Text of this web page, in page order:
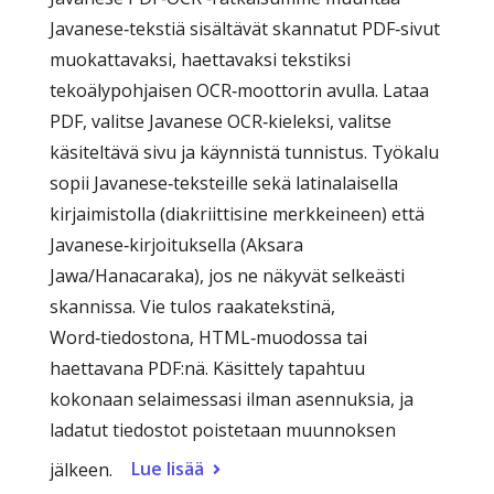
Javanese‑tekstiä sisältävät skannatut PDF‑sivut
muokattavaksi, haettavaksi tekstiksi
tekoälypohjaisen OCR‑moottorin avulla. Lataa
PDF, valitse Javanese OCR‑kieleksi, valitse
käsiteltävä sivu ja käynnistä tunnistus. Työkalu
sopii Javanese‑teksteille sekä latinalaisella
kirjaimistolla (diakriittisine merkkeineen) että
Javanese‑kirjoituksella (Aksara
Jawa/Hanacaraka), jos ne näkyvät selkeästi
skannissa. Vie tulos raakatekstinä,
Word‑tiedostona, HTML‑muodossa tai
haettavana PDF:nä. Käsittely tapahtuu
kokonaan selaimessasi ilman asennuksia, ja
ladatut tiedostot poistetaan muunnoksen
jälkeen.
Lue lisää